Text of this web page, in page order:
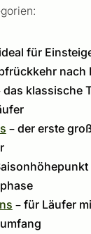
für
nach
klassische
– der erste
– für Läufer